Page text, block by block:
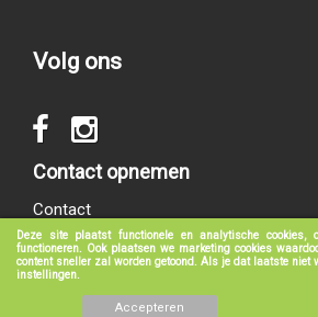
Deze site plaatst functionele en analytische
functioneren. Ook plaatsen we marketing cookies
content sneller zal worden getoond. Als je dat laatste niet
instellingen.
Accepteren
Volg ons
Contact opnemen
Contact
Algemene voorwaarden
Privacy